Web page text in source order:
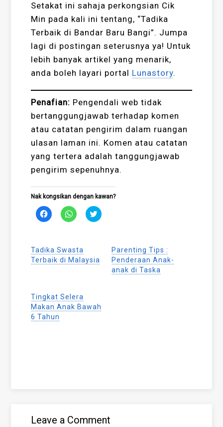
Setakat ini sahaja perkongsian Cik
Min pada kali ini tentang, “Tadika
Terbaik di Bandar Baru Bangi”. Jumpa
lagi di postingan seterusnya ya! Untuk
lebih banyak artikel yang menarik,
anda boleh layari portal Lunastory.
Penafian: Pengendali web tidak
bertanggungjawab terhadap komen
atau catatan pengirim dalam ruangan
ulasan laman ini. Komen atau catatan
yang tertera adalah tanggungjawab
pengirim sepenuhnya.
Nak kongsikan dengan kawan?
Click
to
(Opens
in
new
window)
Click
to
in
new
window)
Click
to
(Opens
new
window)
Tadika Swasta
Terbaik di Malaysia
Parenting Tips :
Penderaan Anak-
anak di Taska
Tingkat Selera
Makan Anak Bawah
6 Tahun
Leave a Comment